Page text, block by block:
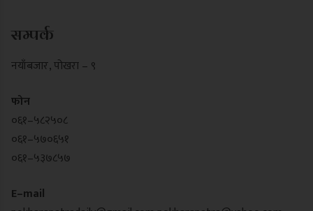
सम्पर्क
नयाँबजार , पोखरा – ९
फोन
०६१–५८२५०८
०६१–५७०६५१
०६१–५३७८५७
E–mail